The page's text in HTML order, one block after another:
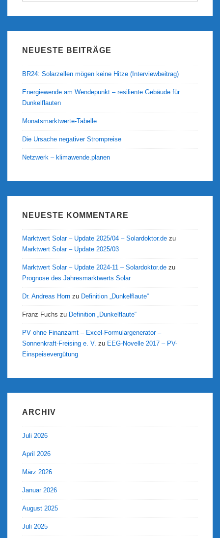
NEUESTE BEITRÄGE
BR24: Solarzellen mögen keine Hitze (Interviewbeitrag)
Energiewende am Wendepunkt – resiliente Gebäude für
Dunkelflauten
Monatsmarktwerte-Tabelle
Die Ursache negativer Strompreise
Netzwerk – klimawende.planen
NEUESTE KOMMENTARE
Marktwert Solar – Update 2025/04 – Solardoktor.de zu
Marktwert Solar – Update 2025/03
Marktwert Solar – Update 2024-11 – Solardoktor.de zu
Prognose des Jahresmarktwerts Solar
Dr. Andreas Horn zu Definition „Dunkelflaute“
Franz Fuchs zu Definition „Dunkelflaute“
PV ohne Finanzamt – Excel-Formulargenerator –
Sonnenkraft-Freising e. V. zu EEG-Novelle 2017 – PV-
Einspeisevergütung
ARCHIV
Juli 2026
April 2026
März 2026
Januar 2026
August 2025
Juli 2025